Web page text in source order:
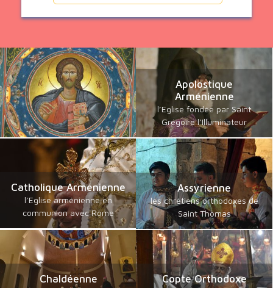
Apolostique
Arménienne
l’Eglise fondée par Saint
Grégoire l’Illuminateur
Catholique Arménienne
l’Eglise arménienne en
communion avec Rome
Assyrienne
les chrétiens orthodoxes de
Saint Thomas
Chaldéenne Copte Orthodoxe